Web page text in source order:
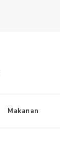
Makanan